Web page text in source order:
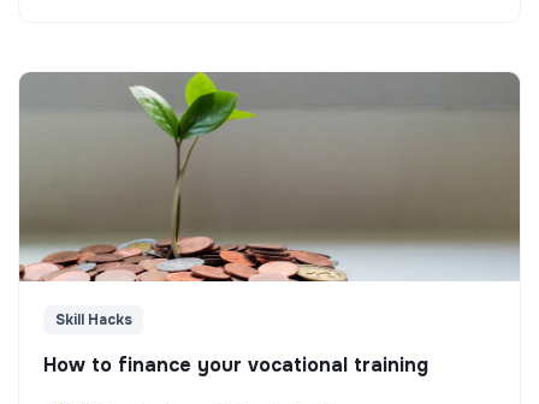
Skill Hacks
How to finance your vocational training